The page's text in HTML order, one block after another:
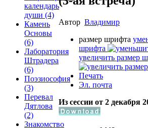
Автор Владимир
размер шрифта
шрифта
увеличить размер
Печать
Эл. почта
Из сессии от 2 декабря
календарь
души (4)
Камень
Основы
(6)
Лаборатория
Штрадера
(6)
Поэзиософия
(3)
Перевал
Дятлова
(2)
Знакомство